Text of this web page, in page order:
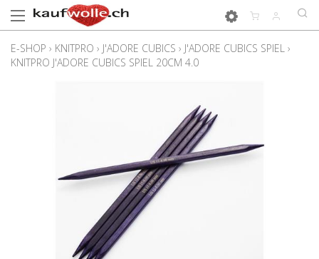
E-SHOP › KNITPRO › J'ADORE CUBICS › J'ADORE CUBICS SPIEL ›
KNITPRO J'ADORE CUBICS SPIEL 20CM 4.0